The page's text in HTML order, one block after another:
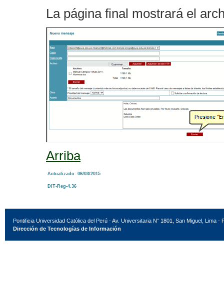
La página final mostrará el
Arriba
Actualizado: 06/03/2015
DIT-Reg-4.36
Pontificia Universidad Católica del Perú - Av. Universitaria N° 1801, San Miguel, Lima -
Dirección de Tecnologías de Información